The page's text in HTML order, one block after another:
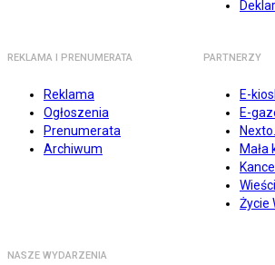
REKLAMA I PRENUMERATA
Reklama
Ogłoszenia
Prenumerata
Archiwum
PARTNERZY
E-
E-
Mała
Życie
NASZE WYDARZENIA